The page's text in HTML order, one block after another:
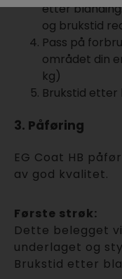
etter
og brukstid
Pass på
området din
kg)
Brukstid etter
3. Påføring
EG Coat HB
av god kvalitet.
Første strøk:
Dette belegget
underlaget og
Brukstid etter